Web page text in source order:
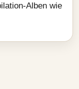
Alben wie